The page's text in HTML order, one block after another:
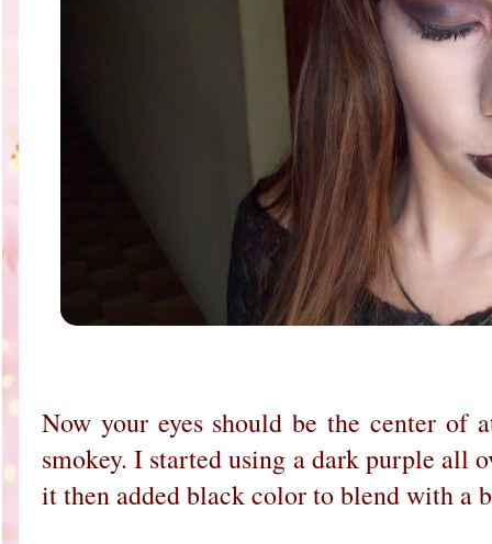
Now your eyes should be the center of
smokey. I started using a dark purple all
it then added black color to blend with a